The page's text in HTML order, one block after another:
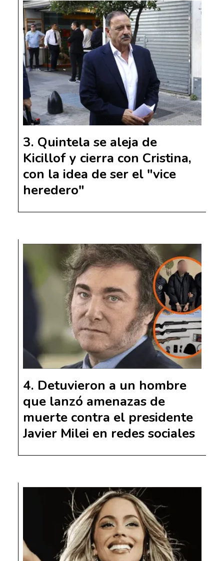
Quintela se aleja de
Kicillof y cierra con Cristina,
con la idea de ser el "vice
heredero"
Detuvieron a un hombre
que lanzó amenazas de
muerte contra el presidente
Javier Milei en redes sociales